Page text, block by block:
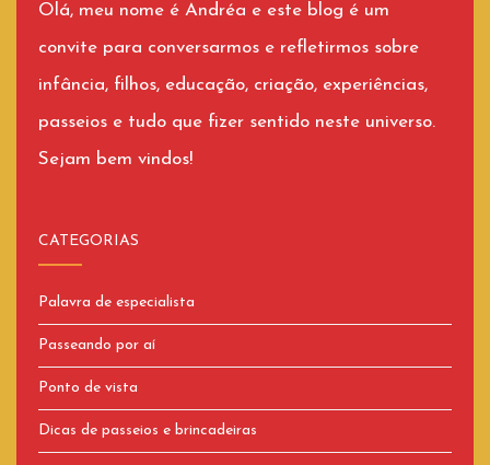
Olá, meu nome é Andréa e este blog é um
convite para conversarmos e refletirmos sobre
infância, filhos, educação, criação, experiências,
passeios e tudo que fizer sentido neste universo.
Sejam bem vindos!
CATEGORIAS
Palavra de especialista
Passeando por aí
Ponto de vista
Dicas de passeios e brincadeiras